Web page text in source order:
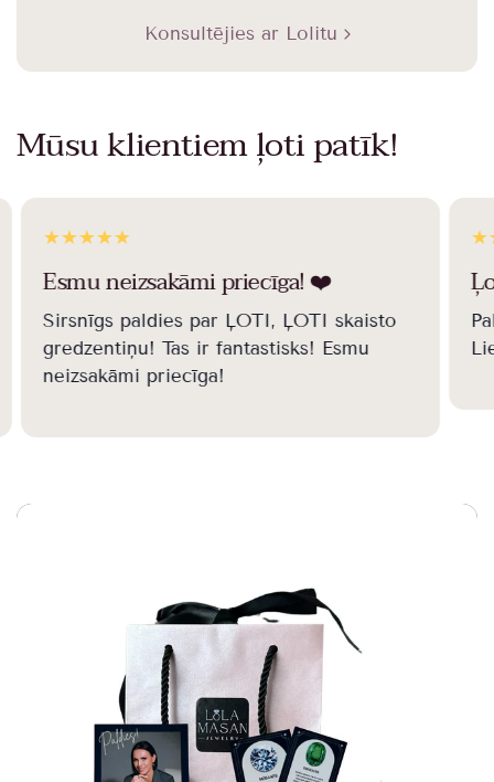
Konsultējies ar Lolitu
Mūsu klientiem ļoti patīk!
Esmu neizsakāmi priecīga! ❤️️
Sirsnīgs paldies par ĻOTI, ĻOTI skaisto
gredzentiņu! Tas ir fantastisks! Esmu
neizsakāmi priecīga!